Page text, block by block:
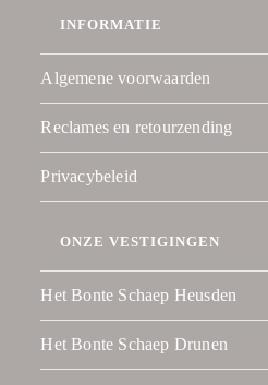
INFORMATIE
Algemene voorwaarden
Reclames en retourzending
Privacybeleid
ONZE VESTIGINGEN
Het Bonte Schaep Heusden
Het Bonte Schaep Drunen